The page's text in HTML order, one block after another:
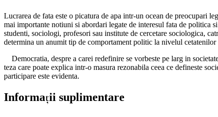
Lucrarea de fata este o picatura de apa intr-un ocean de preocupari
mai importante notiuni si abordari legate de interesul fata de politica
studenti, sociologi, profesori sau institute de cercetare sociologica,
determina un anumit tip de comportament politic la nivelul cetatenilor
Democratia, despre a carei redefinire se vorbeste pe larg in
teza care poate explica intr-o masura rezonabila ceea ce defineste
participare este evidenta.
Informații suplimentare